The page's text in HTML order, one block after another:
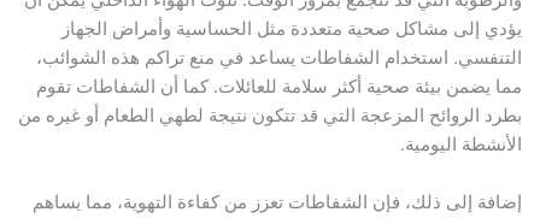
إلى مشاكل صحية متعددة مثل الحساسية وأمراض الجهاز
استخدام الشفاطات يساعد في منع تراكم هذه الشوائب،
بيئة صحية أكثر سلامة للعائلات. كما أن الشفاطات تقوم
الروائح المزعجة التي قد تتكون نتيجة لطهي الطعام أو غيره من
اليومية.
إلى ذلك، فإن الشفاطات تعزز من كفاءة التهوية، مما يساهم